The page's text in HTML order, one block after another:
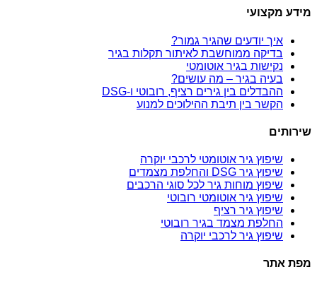
מידע מקצועי
איך יודעים שהגיר גמור?
בדיקה ממוחשבת לאיתור תקלות בגיר
נקישות בגיר אוטומטי
בעיה בגיר – מה עושים?
ההבדלים בין גירים רציף, רובוטי ו-DSG
הקשר בין תיבת ההילוכים למנוע
שירותים
שיפוץ גיר אוטומטי לרכבי יוקרה
שיפוץ גיר DSG והחלפת מצמדים
שיפוץ מוחות גיר לכל סוגי הרכבים
שיפוץ גיר אוטומטי רובוטי
שיפוץ גיר רציף
החלפת מצמד בגיר רובוטי
שיפוץ גיר לרכבי יוקרה
מפת אתר